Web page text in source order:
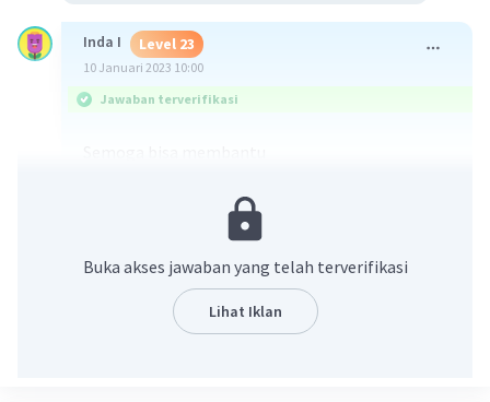
Inda I Level 23
10 Januari 2023 10:00
Jawaban terverifikasi
Buka akses jawaban yang telah terverifikasi
Lihat Iklan